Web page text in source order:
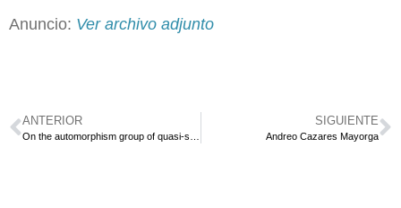
Anuncio: Ver archivo adjunto
ANTERIOR
On the automorphism group of quasi-smooth hypersurfaces of projective varieties with torus action
SIGUIENTE
Andreo Cazares Mayorga